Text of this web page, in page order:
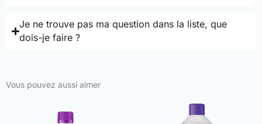
Je ne trouve pas ma question dans la liste, que
dois-je faire ?
Vous pouvez aussi aimer